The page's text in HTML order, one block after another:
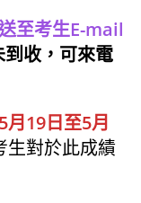
至考生E-mail
到收，可來電
月19日至5月
生對於此成績